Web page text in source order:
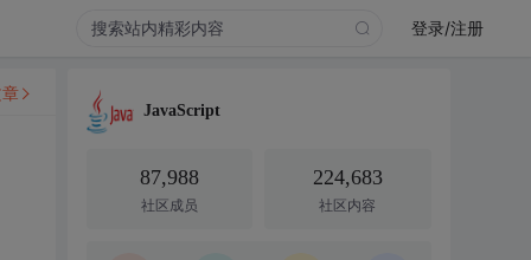
登录/注册
JavaScript
87,988
社区成员
224,683
社区内容